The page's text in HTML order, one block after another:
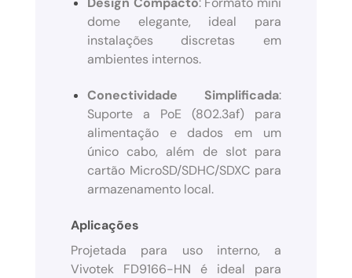
dome elegante, ideal para
instalações discretas em
ambientes internos.
Conectividade Simplificada:
Suporte a PoE (802.3af) para
alimentação e dados em um
único cabo, além de slot para
cartão MicroSD/SDHC/SDXC para
armazenamento local.
Aplicações
Projetada para uso interno, a
Vivotek FD9166-HN é ideal para